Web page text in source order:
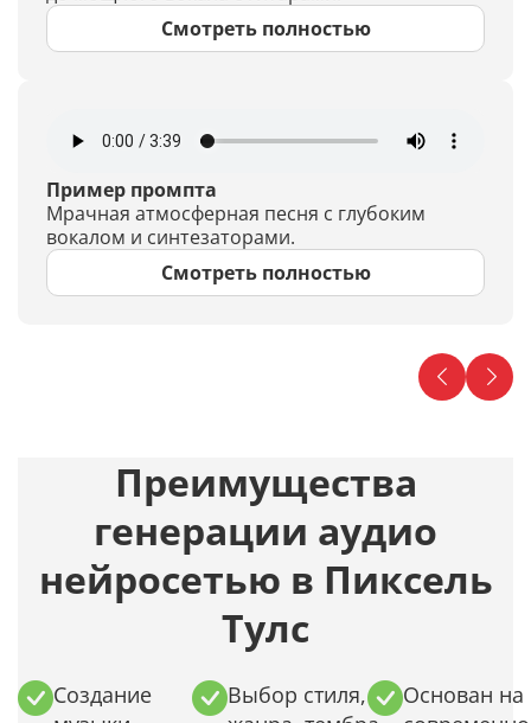
Смотреть полностью
Пример промпта
Мрачная атмосферная песня с глубоким
вокалом и синтезаторами.
Смотреть полностью
Преимущества
генерации аудио
нейросетью в Пиксель
Тулс
Создание
Выбор стиля,
Основан на